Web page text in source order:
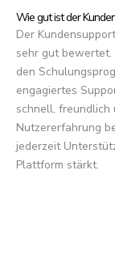
Wie gut ist der
Der
sehr gut bewertet.
den
engagiertes
schnell, freundlich
Nutzererfahrung
jederzeit
Plattform stärkt.